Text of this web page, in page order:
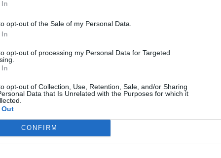
opt-out of the Sale of my Personal Data.
opt-out of processing my Personal Data for Targeted
opt-out of Collection, Use, Retention, Sale, and/or Sharing
Data that Is Unrelated with the Purposes for which it
CONFIRM